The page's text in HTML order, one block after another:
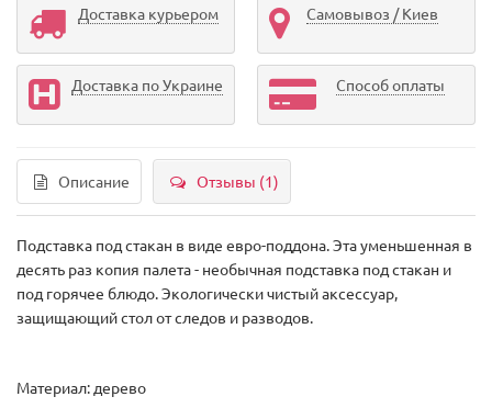
Доставка курьером Самовывоз / Киев
Доставка по Украине Способ оплаты
Описание Отзывы (1)
Подставка под стакан в виде евро-поддона. Эта уменьшенная в
десять раз копия палета - необычная подставка под стакан и
под горячее блюдо. Экологически чистый аксессуар,
защищающий стол от следов и разводов.
Материал: дерево